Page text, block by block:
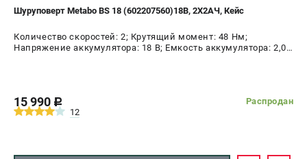
Информация размещённая на сайте не является публичной
8 (812) 318-40-26
8 (800) 550-70-46
zakaz@metabo-market.ru
Шуруповерт Metabo BS 18 (602207560)18В, 2X2АЧ, Кейс
Количество скоростей: 2; Крутящий момент: 48 Нм;
Напряжение аккумулятора: 18 В; Емкость аккумулятора: 2,0
15 990 c
Распродан
12